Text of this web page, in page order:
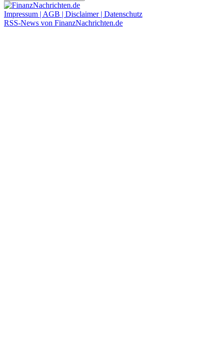
Impressum | AGB | Disclaimer | Datenschutz
RSS-News von FinanzNachrichten.de